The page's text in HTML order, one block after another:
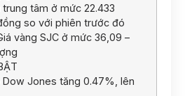
tâm ở mức 22.433
so với phiên trước đó
vàng SJC ở mức 36,09 –
Jones tăng 0.47%, lên